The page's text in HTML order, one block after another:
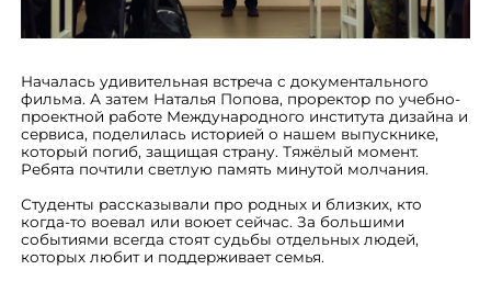
Началась удивительная встреча с документального
фильма. А затем Наталья Попова, проректор по учебно-
проектной работе Международного института дизайна и
сервиса, поделилась историей о нашем выпускнике,
который погиб, защищая страну. Тяжёлый момент.
Ребята почтили светлую память минутой молчания.
Студенты рассказывали про родных и близких, кто
когда-то воевал или воюет сейчас. За большими
событиями всегда стоят судьбы отдельных людей,
которых любит и поддерживает семья.